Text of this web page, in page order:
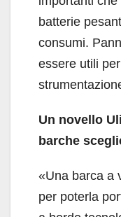
batterie
consumi.
essere utili
Un novello
barche
«Una barca a
per poterla